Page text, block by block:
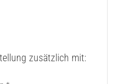
zusätzlich mit: